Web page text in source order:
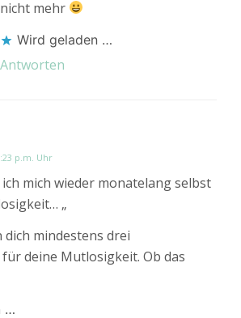
nicht mehr
Wird geladen …
Antworten
p.m. Uhr
ich mich wieder monatelang selbst
„
dich mindestens drei
deine Mutlosigkeit. Ob das
…